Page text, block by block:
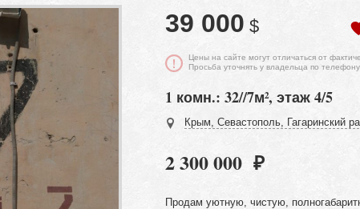
39 000 $
Цены на сайте могут отличаться от
Просьба уточнять у владельца по телефону
1 комн.: 32//7м², этаж 4/5
Крым, Севастополь, Гагаринский
2 300 000 ₽
Продам уютную, чистую,